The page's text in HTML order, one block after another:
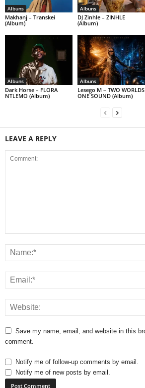
Albuns
Makhanj – Transkei
(Album)
Albuns
DJ Zinhle – ZINHLE
(Album)
Albuns
Dark Horse – FLORA
NTLEMO (Album)
Albuns
Lesego M – TWO WORLDS
ONE SOUND (Album)
LEAVE A REPLY
Save my name, email, and website in this
comment.
Notify me of follow-up comments by email.
Notify me of new posts by email.